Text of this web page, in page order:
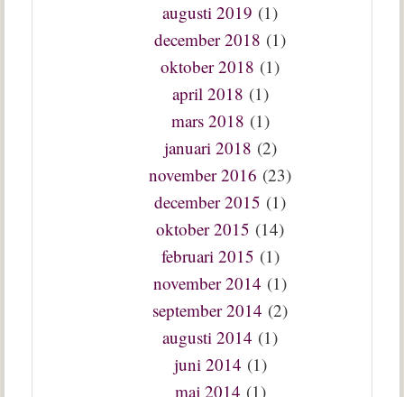
augusti 2019 (1)
december 2018 (1)
oktober 2018 (1)
april 2018 (1)
mars 2018 (1)
januari 2018 (2)
november 2016 (23)
december 2015 (1)
oktober 2015 (14)
februari 2015 (1)
november 2014 (1)
september 2014 (2)
augusti 2014 (1)
juni 2014 (1)
maj 2014 (1)